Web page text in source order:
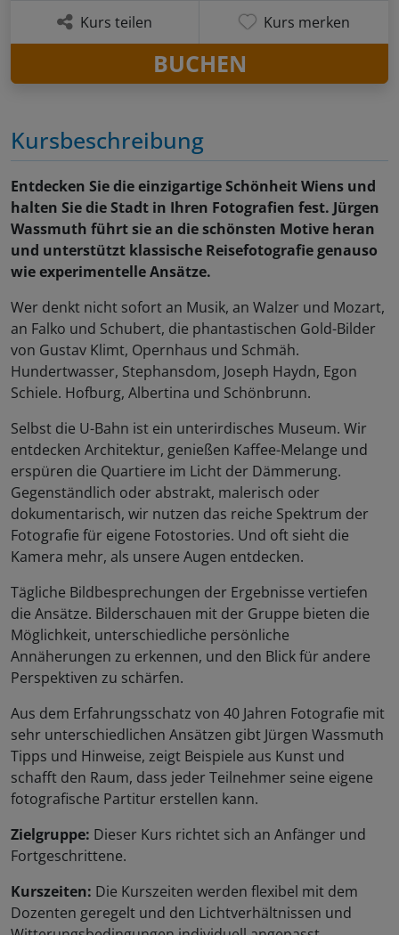
Kursbeschreibung
Entdecken Sie die einzigartige Schönheit Wiens und
halten Sie die Stadt in Ihren Fotografien fest. Jürgen
Wassmuth führt sie an die schönsten Motive heran
und unterstützt klassische Reisefotografie genauso
wie experimentelle Ansätze.
Wer denkt nicht sofort an Musik, an Walzer und Mozart,
an Falko und Schubert, die phantastischen Gold-Bilder
von Gustav Klimt, Opernhaus und Schmäh.
Hundertwasser, Stephansdom, Joseph Haydn, Egon
Schiele. Hofburg, Albertina und Schönbrunn.
Selbst die U-Bahn ist ein unterirdisches Museum. Wir
entdecken Architektur, genießen Kaffee-Melange und
erspüren die Quartiere im Licht der Dämmerung.
Gegenständlich oder abstrakt, malerisch oder
dokumentarisch, wir nutzen das reiche Spektrum der
Fotografie für eigene Fotostories. Und oft sieht die
Kamera mehr, als unsere Augen entdecken.
Tägliche Bildbesprechungen der Ergebnisse vertiefen
die Ansätze. Bilderschauen mit der Gruppe bieten die
Möglichkeit, unterschiedliche persönliche
Annäherungen zu erkennen, und den Blick für andere
Perspektiven zu schärfen.
Aus dem Erfahrungsschatz von 40 Jahren Fotografie mit
sehr unterschiedlichen Ansätzen gibt Jürgen Wassmuth
Tipps und Hinweise, zeigt Beispiele aus Kunst und
schafft den Raum, dass jeder Teilnehmer seine eigene
fotografische Partitur erstellen kann.
Zielgruppe: Dieser Kurs richtet sich an Anfänger und
Fortgeschrittene.
Kurszeiten: Die Kurszeiten werden flexibel mit dem
Dozenten geregelt und den Lichtverhältnissen und
Kurs teilen Kurs merken
BUCHEN